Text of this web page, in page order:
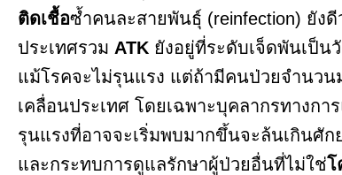
ติดเชื้อซ้ำคนละสายพันธุ์ (reinfection) ยัง
ประเทศรวม ATK ยังอยู่ที่ระดับเจ็ดพันเป็น
แม้โรคจะไม่รุนแรง แต่ถ้ามีคนป่วยจำนวน
เคลื่อนประเทศ โดยเฉพาะบุคลากรทางก
รุนแรงที่อาจจะเริ่มพบมากขึ้นจะล้นเกินศั
และกระทบการดูแลรักษาผู้ป่วยอื่นที่ไม่ใช่โ